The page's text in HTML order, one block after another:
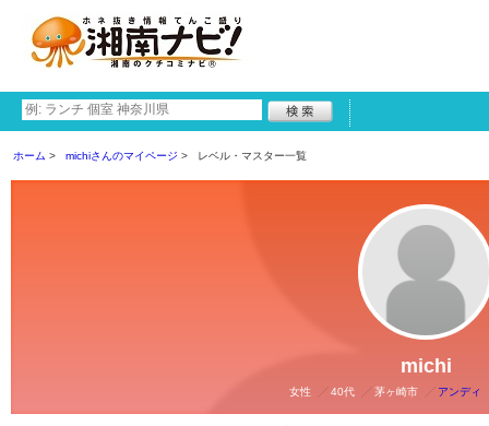
ホーム michiさんのマイページ レベル・マスター一覧
michi
女性 40代 茅ヶ崎市 アンディ